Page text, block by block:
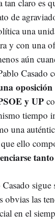
tan claro es
de
una
y con una
aún
Casado
y UP
tiempo
una
ello
sigue
obvias las
en el